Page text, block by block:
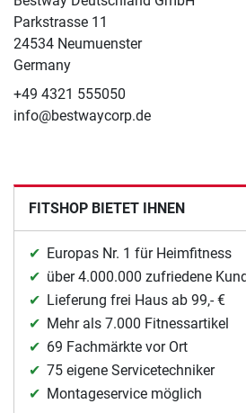
Parkstrasse 11
24534 Neumuenster
Germany
+49 4321 555050
info@bestwaycorp.de
FITSHOP BIETET IHNEN
Europas Nr. 1 für Heimfitness
über 4.000.000 zufriedene
Lieferung frei Haus ab 99,- €
Mehr als 7.000 Fitnessartikel
69 Fachmärkte vor Ort
75 eigene Servicetechniker
Montageservice möglich